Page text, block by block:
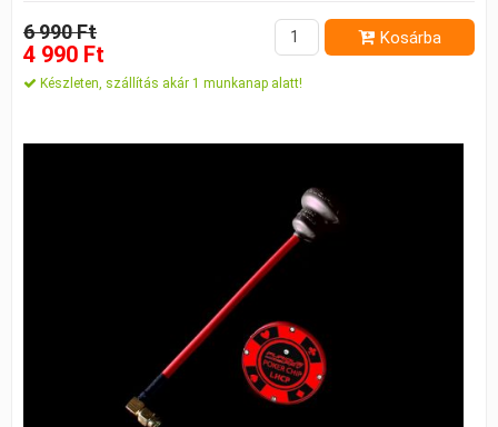
6 990 Ft
4 990 Ft
Kosárba
Készleten, szállítás akár 1 munkanap alatt!